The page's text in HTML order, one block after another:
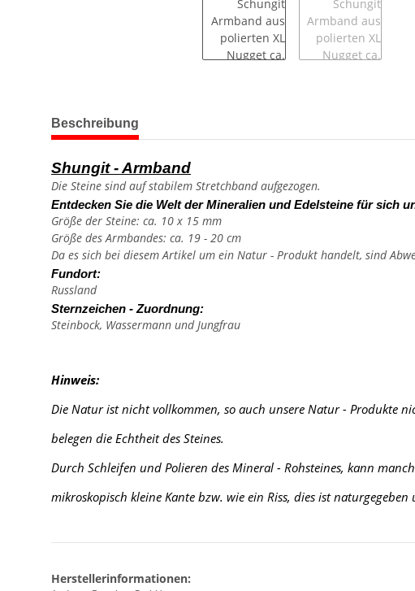
weitere Registerkarten anzeigen
Beschreibung
Shungit - Armband
Die Steine sind auf stabilem Stretchband aufgezogen.
Entdecken Sie die Welt der Mineralien und Edelsteine für sich
Größe der Steine: ca. 10 x 15 mm
Größe des Armbandes: ca. 19 - 20 cm
Da es sich bei diesem Artikel um ein Natur - Produkt handelt, sind
Fundort:
Russland
Sternzeichen - Zuordnung:
Steinbock, Wassermann und Jungfrau
Hinweis:
Die Natur ist nicht vollkommen, so auch unsere Natur - Produkte
belegen die Echtheit des Steines.
Durch Schleifen und Polieren des Mineral - Rohsteines, kann
mikroskopisch kleine Kante bzw. wie ein Riss, dies ist
Herstellerinformationen: